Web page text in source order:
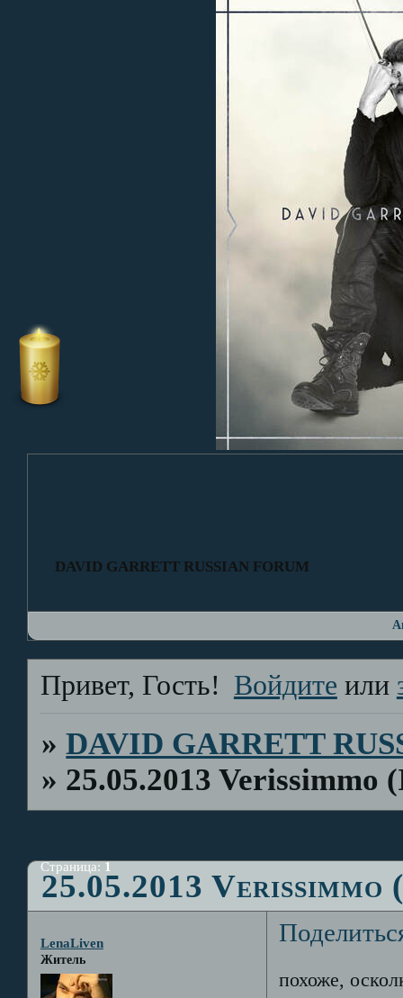
DAVID GARRETT RUSSIAN FORUM
Привет, Гость! Войдите или
»DAVID GARRETT
» 25.05.2013 Verissimmo
25.05.2013
Страница:1
LenaLiven
Житель
похоже,